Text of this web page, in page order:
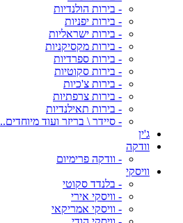
- בירות הולנדיות
- בירות יפניות
- בירות ישראליות
- בירות מקסיקניות
- בירות ספרדיות
- בירות סקוטיות
- בירות צ'כיות
- בירות צרפתיות
- בירות תאילנדיות
- סיידר \ בריזר ועוד מיוחדים..
ג'ין
וודקה
- וודקה פרימיום
וויסקי
- בלנדד סקוטי
- וויסקי אירי
- וויסקי אמריקאי